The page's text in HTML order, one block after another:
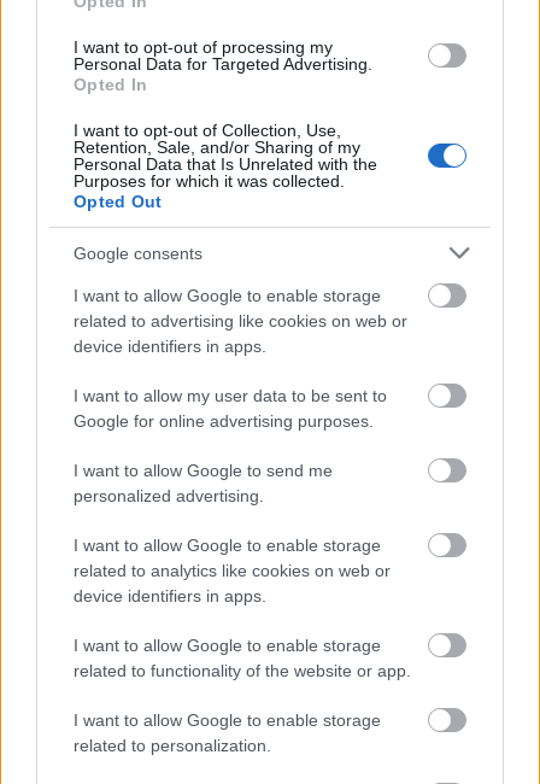
I want to opt-out of processing my
Personal Data for Targeted Advertising.
Opted In
I want to opt-out of Collection, Use,
Retention, Sale, and/or Sharing of my
Personal Data that Is Unrelated with the
Purposes for which it was collected.
Opted Out
Google consents
I want to allow Google to enable storage
related to advertising like cookies on web or
device identifiers in apps.
I want to allow my user data to be sent to
Google for online advertising purposes.
I want to allow Google to send me
personalized advertising.
I want to allow Google to enable storage
related to analytics like cookies on web or
device identifiers in apps.
I want to allow Google to enable storage
related to functionality of the website or app.
I want to allow Google to enable storage
related to personalization.
ΔΙΑΒΑΣΤΕ ΕΠΙΣΗΣ:Ο πιο ακριβοπληρωμένος CEO θα
Οι γυναίκες κατέχουν πλέον σχεδόν το
να απαριθμούν συνολικό πλούτο 407 δισ. δολαρίων που
προέρχεται από κληρονομιές, σύμφωνα με τον δείκτη του
Bloomberg.